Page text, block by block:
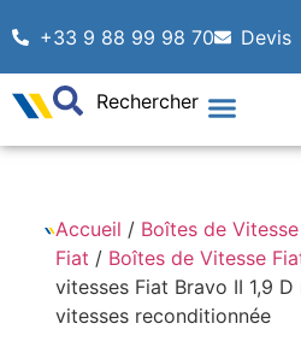
+33 9 88 99 98 70 Devis
Rechercher
Accueil / Boîtes de Vitesse
Fiat / Boîtes de Vitesse
vitesses Fiat Bravo II 1,9
vitesses reconditionnée